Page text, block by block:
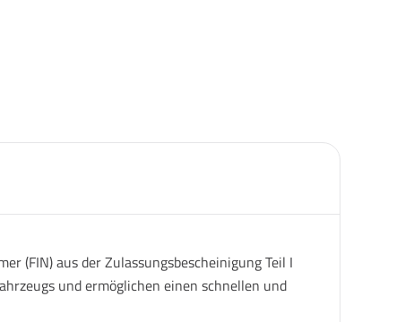
(FIN) aus der Zulassungsbescheinigung Teil I
und ermöglichen einen schnellen und